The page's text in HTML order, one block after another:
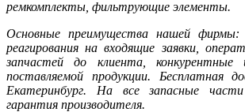
ремкомплекты, фильтрующие элементы.
Основные преимущества нашей фирмы:
реагирования на входящие заявки,
запчастей до клиента,
поставляемой продукции. Бесплатная
Екатеринбург. На все запасные части
гарантия производителя.